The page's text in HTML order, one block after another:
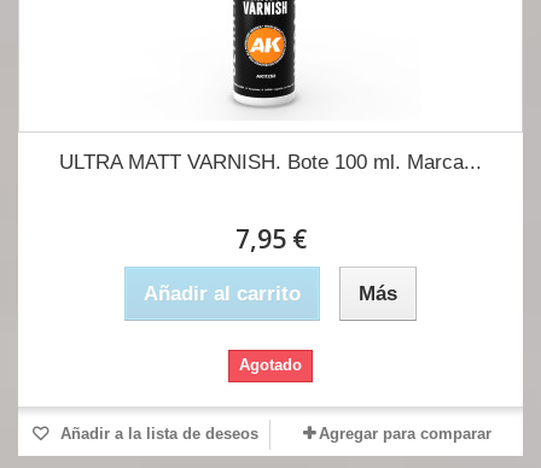
ULTRA MATT VARNISH. Bote 100 ml. Marca...
7,95 €
Añadir al carrito Más
Agotado
Añadir a la lista de deseos Agregar para comparar